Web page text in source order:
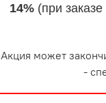
14%(при заказе
Акция может
-